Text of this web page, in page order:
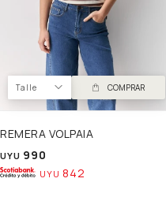
Talle COMPRAR
REMERA VOLPAIA
UYU 990
UYU 842